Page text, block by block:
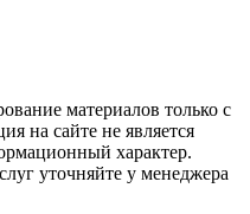
материалов только с
на сайте не является
характер.
уточняйте у менеджера